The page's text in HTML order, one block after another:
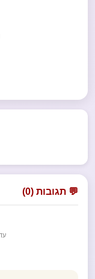
💬 תגובות (0)